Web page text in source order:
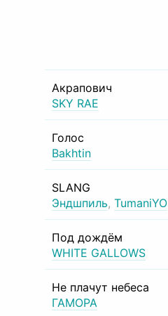
Акрапович
SKY RAE
Голос
Bakhtin
SLANG
Эндшпиль, TumaniYO
Под дождём
WHITE GALLOWS
Не плачут небеса
ГАМОРА